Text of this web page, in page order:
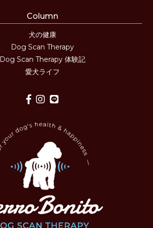
Column
犬の健康
Dog Scan Therapy
Dog Scan Therapy 体験記
愛犬ライフ